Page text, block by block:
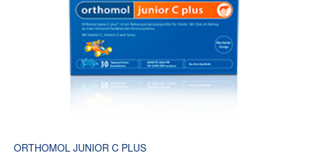
ORTHOMOL JUNIOR C PLUS